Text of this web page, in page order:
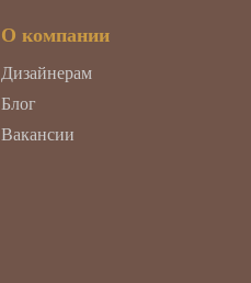
О компании
Дизайнерам
Блог
Вакансии